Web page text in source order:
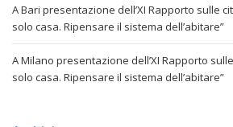
A Bari presentazione dell’XI Rapporto sulle
solo casa. Ripensare il sistema dell’abitare”
A Milano presentazione dell’XI Rapporto
solo casa. Ripensare il sistema dell’abitare”